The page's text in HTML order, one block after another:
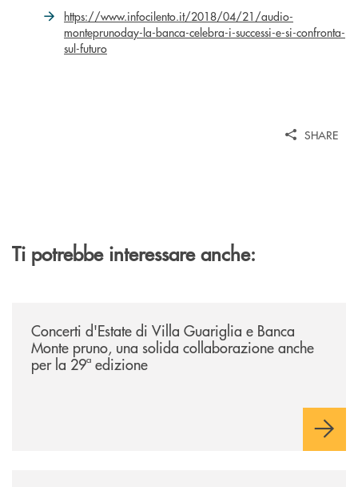
https://www.infocilento.it/2018/04/21/audio-
monteprunoday-la-banca-celebra-i-successi-e-si-confronta-
sul-futuro
SHARE
Ti potrebbe interessare anche:
Concerti d'Estate di Villa Guariglia e Banca
Monte pruno, una solida collaborazione anche
per la 29ª edizione